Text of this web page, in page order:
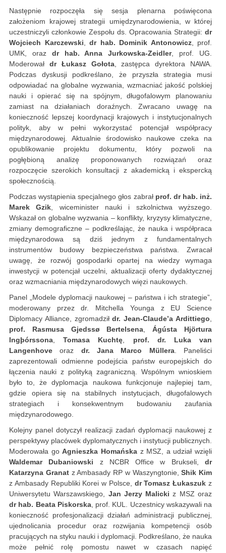
Następnie rozpoczęła się sesja plenarna poświęcona
założeniom krajowej strategii umiędzynarodowienia, w której
uczestniczyli członkowie Zespołu ds. Opracowania Strategii: dr
Wojciech Karczewski, dr hab. Dominik Antonowicz, prof.
UMK, oraz dr hab. Anna Jurkowska-Zeidler, prof. UG.
Moderował dr Łukasz Gołota, zastępca dyrektora NAWA.
Podczas dyskusji podkreślano, że przyszła strategia musi
odpowiadać na globalne wyzwania, wzmacniać jakość polskiej
nauki i opierać się na spójnym, długofalowym planowaniu
zamiast na działaniach doraźnych. Zwracano uwagę na
konieczność lepszej koordynacji krajowych i instytucjonalnych
polityk, aby w pełni wykorzystać potencjał współpracy
międzynarodowej. Aktualnie środowisko naukowe czeka na
opublikowanie projektu dokumentu, który pozwoli na
pogłębioną analizę proponowanych rozwiązań oraz
rozpoczęcie szerokich konsultacji z akademicką i ekspercką
społecznością.
Podczas wystąpienia specjalnego głos zabrał prof. dr hab. inż.
Marek Gzik, wiceminister nauki i szkolnictwa wyższego.
Wskazał on globalne wyzwania – konflikty, kryzysy klimatyczne,
zmiany demograficzne – podkreślając, że nauka i współpraca
międzynarodowa są dziś jednym z fundamentalnych
instrumentów budowy bezpieczeństwa państwa. Zwracał
uwagę, że rozwój gospodarki opartej na wiedzy wymaga
inwestycji w potencjał uczelni, aktualizacji oferty dydaktycznej
oraz wzmacniania międzynarodowych więzi naukowych.
Panel „Modele dyplomacji naukowej – państwa i ich strategie”,
moderowany przez dr. Mitchella Younga z EU Science
Diplomacy Alliance, zgromadziłdr. Jean-Claude’a Ardittiego,
prof. Rasmusa Gjedssø Bertelsena,Ágústa Hjörtura
Ingþórssona,Tomasa Kuchtę, prof. dr. Luka van
Langenhove oraz dr. Jana Marco Müllera. Paneliści
zaprezentowali odmienne podejścia państw europejskich do
łączenia nauki z polityką zagraniczną. Wspólnym wnioskiem
było to, że dyplomacja naukowa funkcjonuje najlepiej tam,
gdzie opiera się na stabilnych instytucjach, długofalowych
strategiach i konsekwentnym budowaniu zaufania
międzynarodowego.
Kolejny panel dotyczył realizacji zadań dyplomacji naukowej z
perspektywy placówek dyplomatycznych i instytucji publicznych.
Moderowała goAgnieszka Homańskaz MSZ, a udział wzięli
Waldemar Dubaniowski z NCBR Office w Brukseli,dr
Katarzyna Granatz Ambasady RP w Waszyngtonie,Shik Kim
z Ambasady Republiki Korei w Polsce, dr Tomasz Łukaszuk z
Uniwersytetu Warszawskiego, Jan Jerzy Malicki z MSZ oraz
dr hab. Beata Piskorska, prof. KUL. Uczestnicy wskazywali na
konieczność profesjonalizacji działań administracji publicznej,
ujednolicania procedur oraz rozwijania kompetencji osób
pracujących na styku nauki i dyplomacji. Podkreślano, że nauka
może pełnić rolę pomostu nawet w czasach napięć